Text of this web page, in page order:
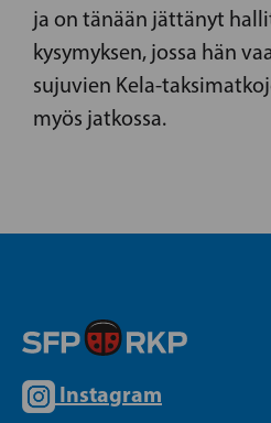
ja on tänään jättänyt
kysymyksen, jossa hän
sujuvien Kela-
myös jatkossa.
Instagram